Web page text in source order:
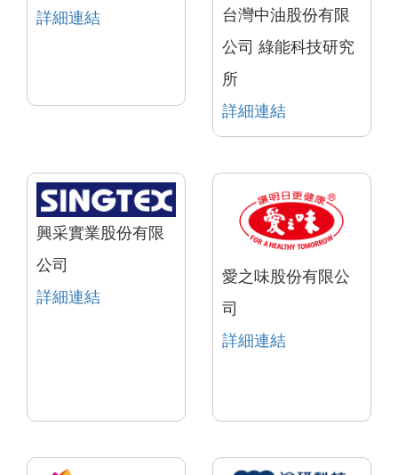
詳細連結
台灣中油股份有限
公司 綠能科技研究
所
詳細連結
興采實業股份有限
公司
詳細連結
愛之味股份有限公
司
詳細連結